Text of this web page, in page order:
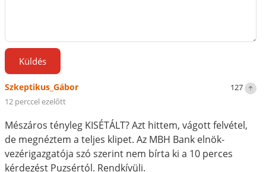
Küldés
127
Szkeptikus_Gábor
12 perccel ezelőtt
Mészáros tényleg KISÉTÁLT? Azt hittem, vágott felvétel,
de megnéztem a teljes klipet. Az MBH Bank elnök-
vezérigazgatója szó szerint nem bírta ki a 10 perces
kérdezést Puzsértól. Rendkívüli.